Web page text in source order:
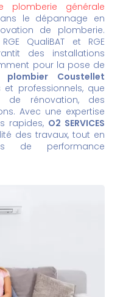
plomberie générale
le dépannage en
de plomberie.
QualiBAT et RGE
des installations
pour la pose de
plombier Coustellet
professionnels, que
rénovation, des
Avec une expertise
rapides, O2 SERVICES
des travaux, tout en
de performance